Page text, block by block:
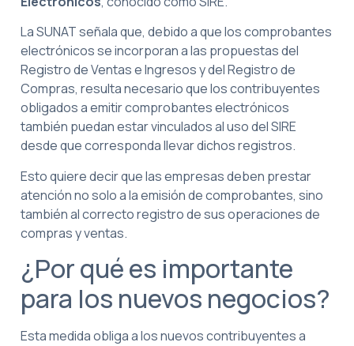
La SUNAT señala que, debido a que los comprobantes
electrónicos se incorporan a las propuestas del
Registro de Ventas e Ingresos y del Registro de
Compras, resulta necesario que los contribuyentes
obligados a emitir comprobantes electrónicos
también puedan estar vinculados al uso del SIRE
desde que corresponda llevar dichos registros.
Esto quiere decir que las empresas deben prestar
atención no solo a la emisión de comprobantes, sino
también al correcto registro de sus operaciones de
compras y ventas.
¿Por qué es importante
para los nuevos negocios?
Esta medida obliga a los nuevos contribuyentes a